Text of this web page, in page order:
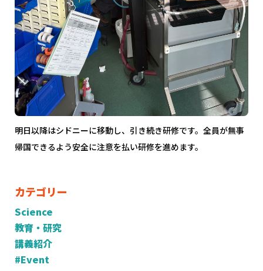
カテゴリー
Science
教育・研究
講義紹介
#Event
明日以降はシドニーに移動し、引き続き研修です。全員が無事
帰国できるよう安全に注意を払い研修を進めます。